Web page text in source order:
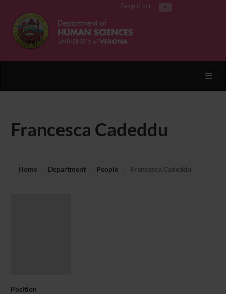
Segui su
Francesca Cadeddu
Home Department People Francesca Cadeddu
Position